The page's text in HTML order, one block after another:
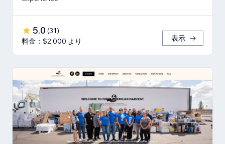
5.0 (31)
料金：$2,000 より
表示